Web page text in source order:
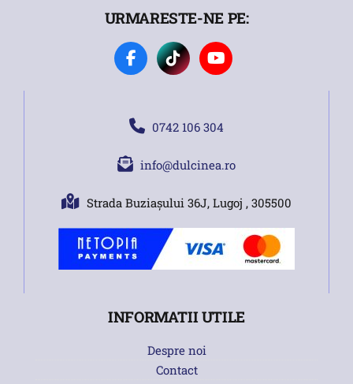
URMARESTE-NE PE:
0742 106 304
info@dulcinea.ro
Strada Buziașului 36J, Lugoj , 305500
INFORMATII UTILE
Despre noi
Contact